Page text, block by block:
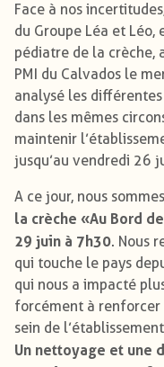
Face à nos
du Groupe Léa et
pédiatre de la crèche,
PMI du Calvados le
analysé les
dans les mêmes
maintenir
jusqu’au vendredi 26
A ce jour, nous
la crèche «Au Bord
29 juin à 7h30. Nous
qui touche le pays
qui nous a impacté
forcément à renforcer
sein de
Un nettoyage et une